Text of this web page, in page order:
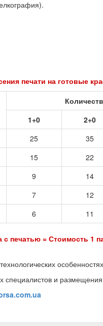
печати на готовые
1+0
2+0
25 35
15 22
9 14
7 12
6 11
с печатью = Стоимость 1
специалистов и